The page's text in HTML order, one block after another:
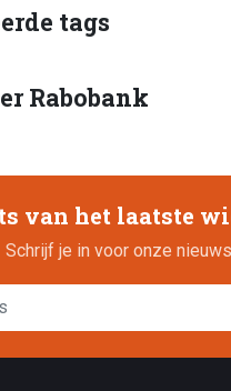
tags
Rabobank
van het laatste
Schrijf je in voor onze